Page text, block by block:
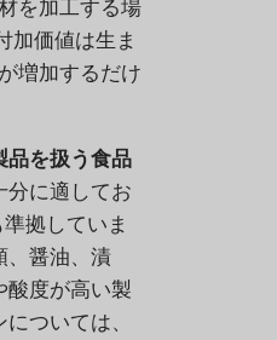
を加工する場
加価値は生ま
増加するだけ
品を扱う食品
分に適してお
拠していま
、醤油、漬
酸度が高い製
ついては、